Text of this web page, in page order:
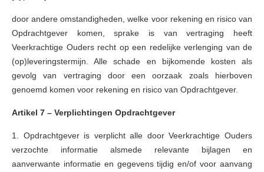
door andere omstandigheden, welke voor rekening en risico van
Opdrachtgever komen, sprake is van vertraging heeft
Veerkrachtige Ouders recht op een redelijke verlenging van de
(op)leveringstermijn. Alle schade en bijkomende kosten als
gevolg van vertraging door een oorzaak zoals hierboven
genoemd komen voor rekening en risico van Opdrachtgever.
Artikel 7 – Verplichtingen Opdrachtgever
1. Opdrachtgever is verplicht alle door Veerkrachtige Ouders
verzochte informatie alsmede relevante bijlagen en
aanverwante informatie en gegevens tijdig en/of voor aanvang